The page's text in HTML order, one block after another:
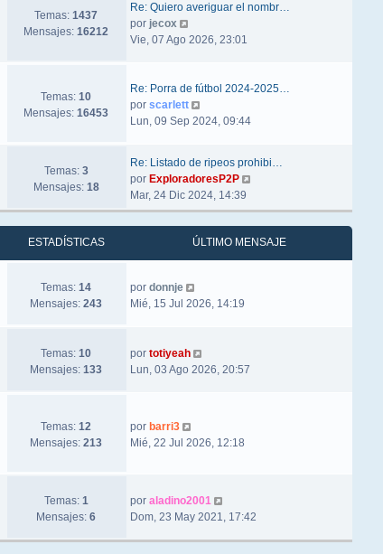
Temas:1437
Mensajes:16212
Re: Quiero averiguar el nombr…
por jecox
Vie, 07 Ago 2026, 23:01
Temas:10
Mensajes:16453
Re: Porra de fútbol 2024-2025…
por scarlett
Lun, 09 Sep 2024, 09:44
Temas: 3
Mensajes: 18
Re: Listado de ripeos prohibi…
por ExploradoresP2P
Mar, 24 Dic 2024, 14:39
ESTADÍSTICAS ÚLTIMO MENSAJE
Temas:14
Mensajes:243
por donnje
Mié, 15 Jul 2026, 14:19
Temas:10
Mensajes:133
por totiyeah
Lun, 03 Ago 2026, 20:57
Temas:12
Mensajes:213
por barri3
Mié, 22 Jul 2026, 12:18
Temas: 1
Mensajes:6
por aladino2001
Dom, 23 May 2021, 17:42